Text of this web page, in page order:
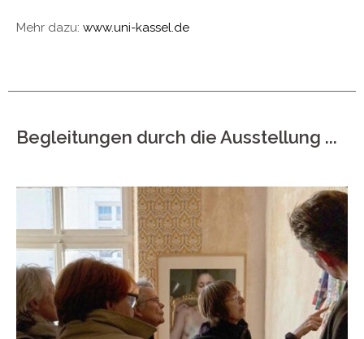
Mehr dazu: www.uni-kassel.de
Begleitungen durch die Ausstellung ...